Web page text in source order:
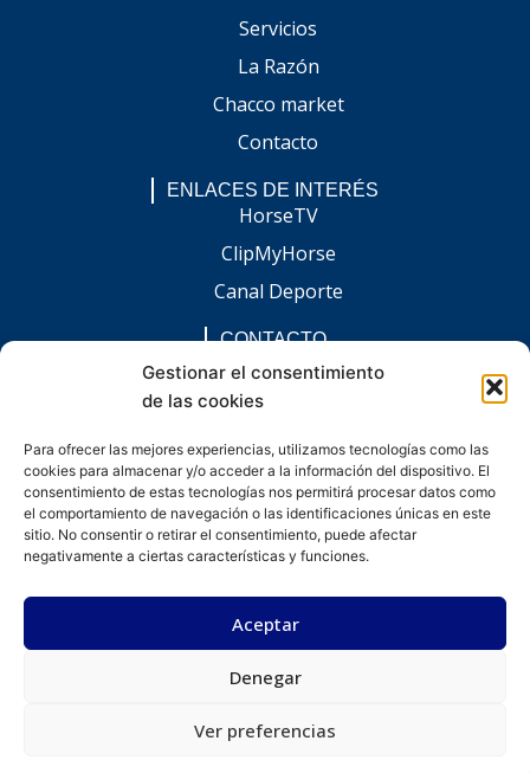
Gestionar el consentimiento
de las cookies
Para ofrecer las mejores experiencias, utilizamos tecnologías como las
cookies para almacenar y/o acceder a la información del dispositivo. El
consentimiento de estas tecnologías nos permitirá procesar datos como
el comportamiento de navegación o las identificaciones únicas en este
sitio. No consentir o retirar el consentimiento, puede afectar
negativamente a ciertas características y funciones.
Aceptar
Denegar
Ver preferencias
Servicios
La Razón
Chacco market
Contacto
ENLACES DE INTERÉS
HorseTV
ClipMyHorse
Canal Deporte
CONTACTO
comunicacion@chaccoinfo.com
Presentes en todo el ámbito nacional
F
a
c
e
b
o
I
n
s
t
a
g
L
i
n
k
e
d
i
n
E
n
v
e
l
o
W
h
a
t
s
© Todos los derechos reservados.
Desarrollado por kitdigital.dev